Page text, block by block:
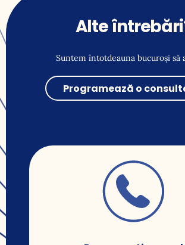
Alte
Suntem întotdeauna bucuroși să
Programează o